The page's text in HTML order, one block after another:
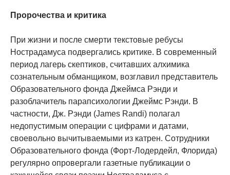
Пророчества и критика
При жизни и после смерти текстовые ребусы
Нострадамуса подвергались критике. В современный
период лагерь скептиков, считавших алхимика
сознательным обманщиком, возглавил представитель
Образовательного фонда Джеймса Рэнди и
разоблачитель парапсихологии Джеймс Рэнди. В
частности, Дж. Рэнди (James Randi) полагал
недопустимым операции с цифрами и датами,
своевольно вычитываемыми из катрен. Сотрудники
Образовательного фонда (Форт-Лодердейл, Флорида)
регулярно опровергали газетные публикации о